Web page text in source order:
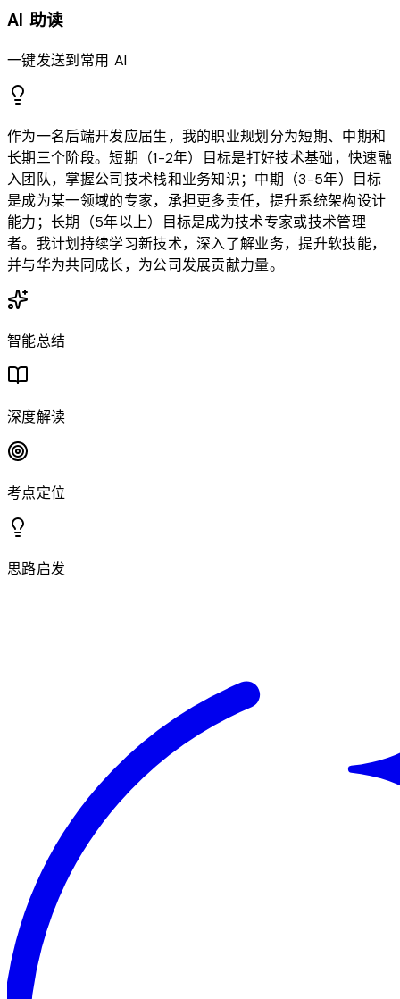
AI 助读
一键发送到常用 AI
作为一名后端开发应届生，我的职业规划分为短期、中期和
长期三个阶段。短期（1-2年）目标是打好技术基础，快速融
入团队，掌握公司技术栈和业务知识；中期（3-5年）目标
是成为某一领域的专家，承担更多责任，提升系统架构设计
能力；长期（5年以上）目标是成为技术专家或技术管理
者。我计划持续学习新技术，深入了解业务，提升软技能，
并与华为共同成长，为公司发展贡献力量。
智能总结
深度解读
考点定位
思路启发